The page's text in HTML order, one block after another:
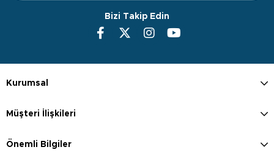
Bizi Takip Edin
Kurumsal
Müşteri İlişkileri
Önemli Bilgiler